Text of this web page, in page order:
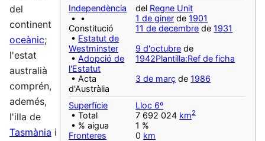
Independència
• •
Constitució
• Estatut de
Westminster
•Adopció de
l'Estatut
• Acta
d'Austràlia
del Regne Unit
1 de giner de1901
11 de decembre de1931
9 d'octubre de
1942Plantilla:Ref de ficha
3 de març de1986
Superfície
• Total
• % aigua
Fronteres
Lloc 6º
7 692 024 km2
1 %
0 km
del
continent
oceànic;
l'estat
australià
comprén,
ademés,
l'illa de
Tasmània i